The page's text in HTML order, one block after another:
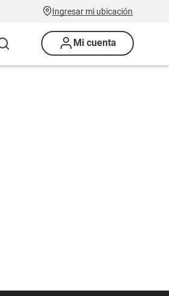
Ingresar mi ubicación
Mi cuenta